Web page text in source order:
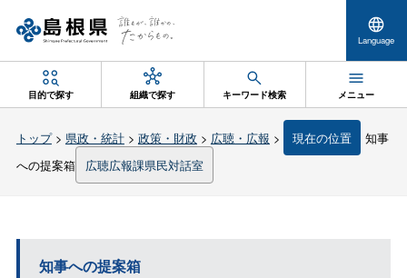
Language
目的で探す 組織で探す キーワード検索 メニュー
トップ> 県政・統計> 政策・財政 > 広聴・広報 > 現在の位置
知事
への提案箱
広聴広報課県民対話室
知事への提案箱